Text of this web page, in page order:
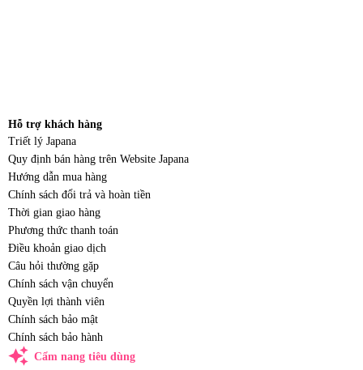
Hỗ trợ khách hàng
Triết lý Japana
Quy định bán hàng trên Website Japana
Hướng dẫn mua hàng
Chính sách đổi trả và hoàn tiền
Thời gian giao hàng
Phương thức thanh toán
Điều khoản giao dịch
Câu hỏi thường gặp
Chính sách vận chuyển
Quyền lợi thành viên
Chính sách bảo mật
Chính sách bảo hành
auto_awesome Cẩm nang tiêu dùng